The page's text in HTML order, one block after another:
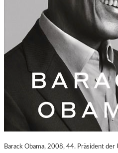
Barack Obama, 2008, 44. Präsident